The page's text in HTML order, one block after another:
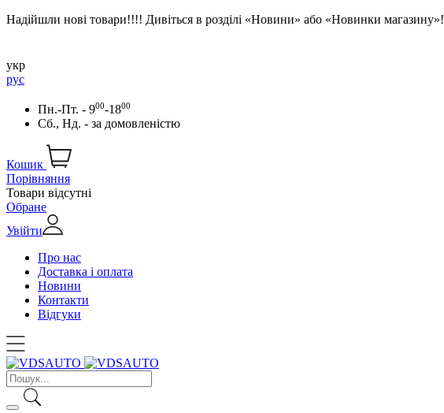
Надійшли нові товари!!!! Дивіться в розділі «Новини» або «Новинки магазину»!
укр
рус
Пн.-Пт. - 900-1800
Сб., Нд. - за домовленістю
Кошик
Порівняння
Товари відсутні
Обране
Увійти
Про нас
Доставка і оплата
Новини
Контакти
Відгуки